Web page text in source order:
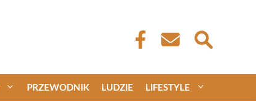
PRZEWODNIK LUDZIE LIFESTYLE